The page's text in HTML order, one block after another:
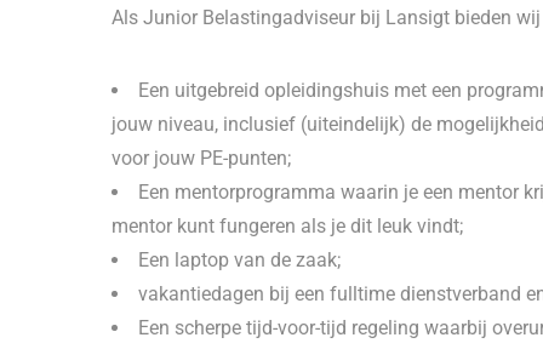
Als Junior Belastingadviseur bij Lansigt bieden
Een uitgebreid opleidingshuis met een
jouw niveau, inclusief (uiteindelijk) de
voor jouw PE-punten;
Een mentorprogramma waarin je een mentor
mentor kunt fungeren als je dit leuk vindt;
Een laptop van de zaak;
vakantiedagen bij een fulltime dienstverband
Een scherpe tijd-voor-tijd regeling waarbij